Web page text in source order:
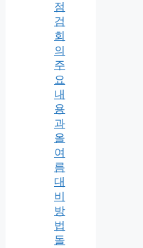
점
검
회
의
주
요
내
용
과
올
여
름
대
비
방
법
돌